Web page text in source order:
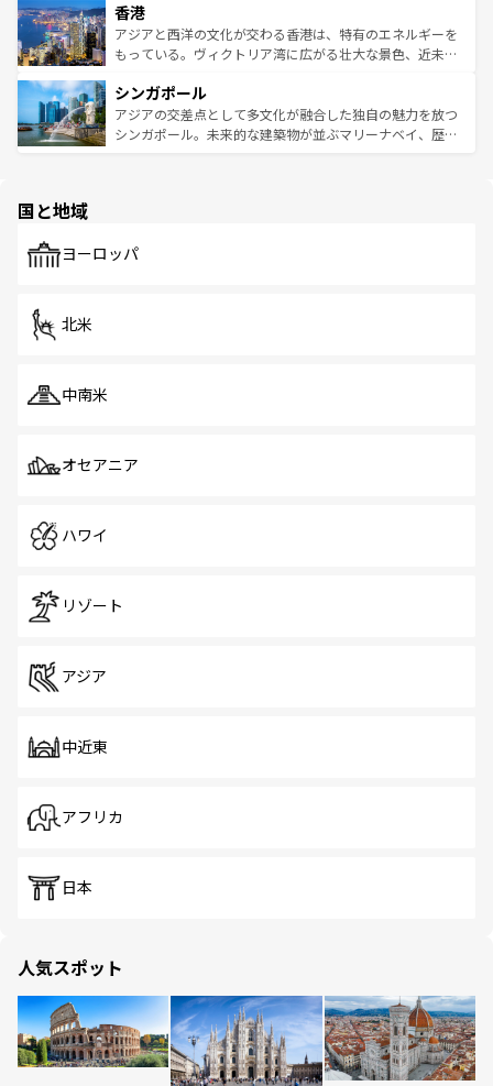
とつ。フォーやバインミー、ベトナムコーヒーなどは、ぜ
ひ現地で味わいたい。どの地域を訪れてもあたたかい人々
が旅行者を迎えてくれるので、きっと忘れられない旅にな
参照してほしい。
の活気が交差している。北部ではチェンマイなどの山岳地
帯で自然と触れ合い、南部ではプーケットやクラビの美し
いビーチでリゾート気分を楽しむことができる。タイ料理
激する。気候は一年中温暖で、どの季節にも異なる楽しみ
が待っている。親しみやすいタイの人々、仏教を中心とし
た文化、そして多様な観光資源が、訪れる旅人を魅了し続
香港
アジアと西洋の文化が交わる香港は、特有のエネルギーを
もっている。ヴィクトリア湾に広がる壮大な景色、近未来
み、どこを訪れても感動するはず。観光スポットが密集し
ており、効率よく見どころを回れるのも魅力。息をのむよ
うな絶景から文化的な体験まで、香港を存分に楽しみ尽く
シンガポール
アジアの交差点として多文化が融合した独自の魅力を放つ
シンガポール。未来的な建築物が並ぶマリーナベイ、歴史
で、ホーカーズは地元の風情を楽しめる外せないスポット
国と地域
ヨーロッパ
北米
中南米
オセアニア
ハワイ
リゾート
アジア
中近東
アフリカ
日本
人気スポット